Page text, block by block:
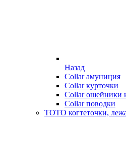
Назад
Collar амуниция
Collar курточки
Collar ошейники
Collar поводки
ТОТО когтеточки,